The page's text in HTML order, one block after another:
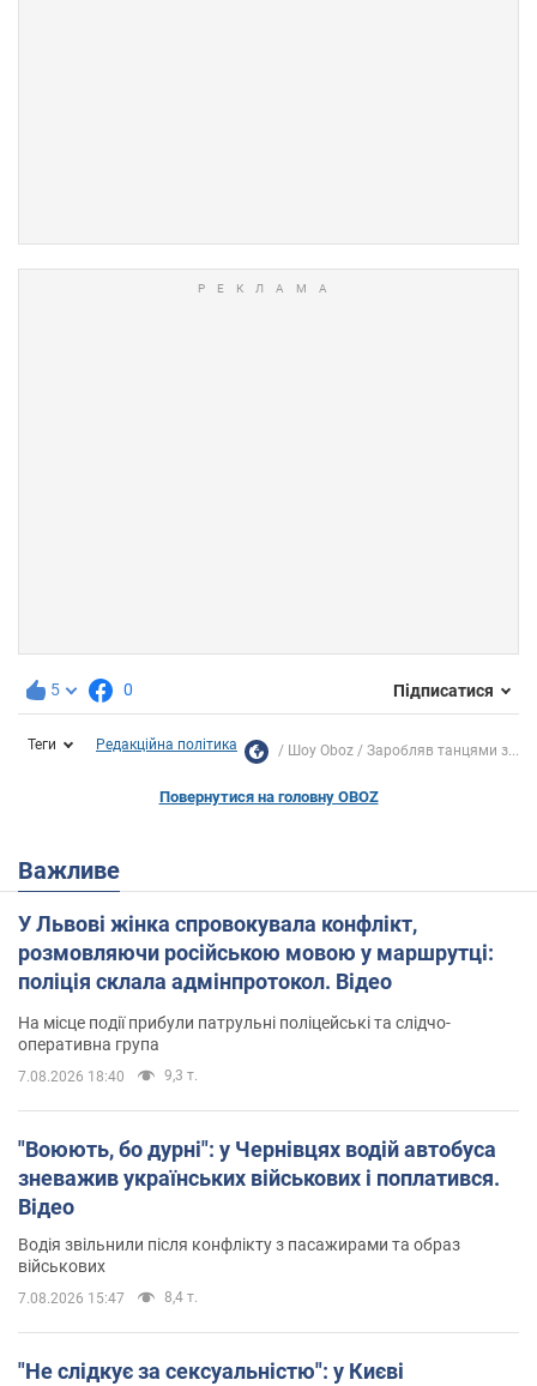
5 0 Підписатися
Теги Редакційна політика Шоу Oboz Заробляв танцями з...
Повернутися на головну OBOZ
Важливе
У Львові жінка спровокувала конфлікт,
розмовляючи російською мовою у маршрутці:
поліція склала адмінпротокол. Відео
На місце події прибули патрульні поліцейські та слідчо-
оперативна група
7.08.2026 18:40 9,3 т.
"Воюють, бо дурні": у Чернівцях водій автобуса
зневажив українських військових і поплатився.
Відео
Водія звільнили після конфлікту з пасажирами та образ
військових
7.08.2026 15:47 8,4 т.
"Не слідкує за сексуальністю": у Києві